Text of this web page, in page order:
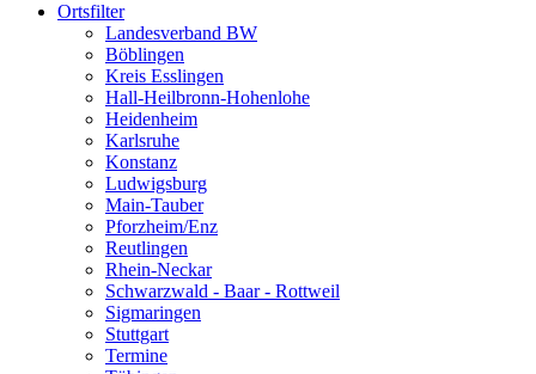
Ortsfilter
Landesverband BW
Böblingen
Kreis Esslingen
Hall-Heilbronn-Hohenlohe
Heidenheim
Karlsruhe
Konstanz
Ludwigsburg
Main-Tauber
Pforzheim/Enz
Reutlingen
Rhein-Neckar
Schwarzwald - Baar - Rottweil
Sigmaringen
Stuttgart
Termine